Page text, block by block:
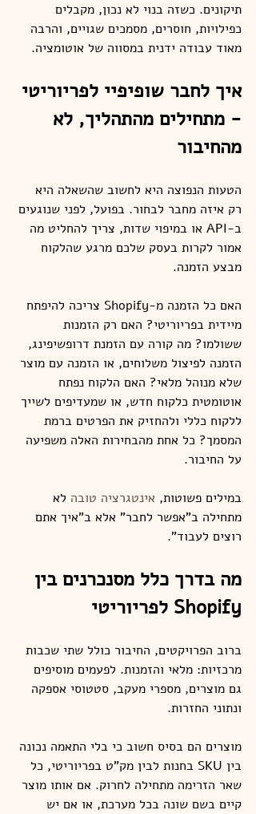
תיקונים. כשזה בנוי לא נכון, מקבלים
כפילויות, חוסרים, מסמכים שגויים, והרבה
מאוד עבודה ידנית במסווה של אוטומציה.
איך לחבר שופיפיי לפריוריטי
- מתחילים מהתהליך, לא
מהחיבור
הטעות הנפוצה היא לחשוב שהשאלה היא
רק איזה מחבר לבחור. בפועל, לפני שנוגעים
ב-API או במיפוי שדות, צריך להחליט מה
אמור לקרות בעסק שלכם מרגע שהלקוח
מבצע הזמנה.
האם כל הזמנה מ-Shopify צריכה להיפתח
מיידית בפריוריטי? האם רק הזמנות
ששולמו? מה קורה עם הזמנת דרופשיפינג,
הזמנה לפיצול משלוחים, או הזמנה עם מוצר
שלא מנוהל מלאי? האם הלקוח נפתח
אוטומטית כלקוח חדש, או שמעדיפים לשייך
ללקוח כללי ולהחזיק את הפרטים ברמת
המסמך? כל אחת מהבחירות האלה משפיעה
על החיבור.
במילים פשוטות, אינטגרציה טובה לא
מתחילה ב"אפשר לחבר" אלא ב"איך אתם
רוצים לעבוד".
מה בדרך כלל מסנכרנים בין
Shopify לפריוריטי
ברוב הפרויקטים, החיבור כולל שתי שכבות
מרכזיות: מלאי והזמנות. לפעמים מוסיפים
גם מוצרים, מספרי מעקב, סטטוסי אספקה
ונתוני החזרות.
מוצרים הם בסיס חשוב כי בלי התאמה נכונה
בין SKU בחנות לבין מק"ט בפריוריטי, כל
שאר הזרימה מתחילה לחרוק. אם אותו מוצר
קיים בשם שונה בכל מערכת, או אם יש